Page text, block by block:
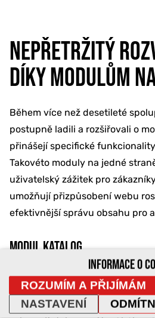
NEPŘETRŽITÝ
DÍKY MODULŮM
Během více než desetileté
postupně ladili a rozšiřovali o
přinášejí specifické
Takovéto moduly na jedné
uživatelský zážitek pro
umožňují přizpůsobení webu
efektivnější správu obsahu pro
MODUL KATALOG
Jedním z nejdůležitějších
a to již od samého počátku naší
spolupráce, je jeho e-shopová
INFORMACE O
ROZUMÍM A PŘIJÍMÁM
NASTAVENÍ